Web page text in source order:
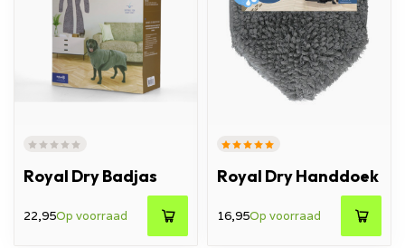
Royal Dry Badjas
22,95Op voorraad
Royal Dry Handdoek
16,95Op voorraad